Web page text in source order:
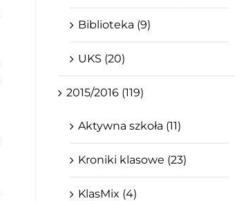
Biblioteka (9)
UKS (20)
2015/2016 (119)
Aktywna szkoła (11)
Kroniki klasowe (23)
KlasMix (4)